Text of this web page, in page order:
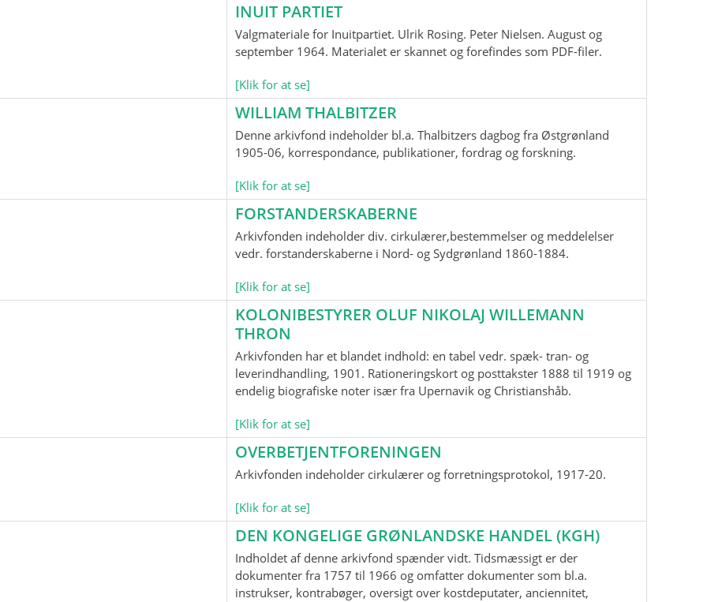
INUIT PARTIET
Valgmateriale for Inuitpartiet. Ulrik Rosing. Peter Nielsen. August og
september 1964. Materialet er skannet og forefindes som PDF-filer.
[Klik for at se]
WILLIAM THALBITZER
Denne arkivfond indeholder bl.a. Thalbitzers dagbog fra Østgrønland
1905-06, korrespondance, publikationer, fordrag og forskning.
[Klik for at se]
FORSTANDERSKABERNE
Arkivfonden indeholder div. cirkulærer,bestemmelser og meddelelser
vedr. forstanderskaberne i Nord- og Sydgrønland 1860-1884.
[Klik for at se]
KOLONIBESTYRER OLUF NIKOLAJ WILLEMANN
THRON
Arkivfonden har et blandet indhold: en tabel vedr. spæk- tran- og
leverindhandling, 1901. Rationeringskort og posttakster 1888 til 1919 og
endelig biografiske noter især fra Upernavik og Christianshåb.
[Klik for at se]
OVERBETJENTFORENINGEN
Arkivfonden indeholder cirkulærer og forretningsprotokol, 1917-20.
[Klik for at se]
DEN KONGELIGE GRØNLANDSKE HANDEL (KGH)
Indholdet af denne arkivfond spænder vidt. Tidsmæssigt er der
dokumenter fra 1757 til 1966 og omfatter dokumenter som bl.a.
instrukser, kontrabøger, oversigt over kostdeputater, anciennitet,